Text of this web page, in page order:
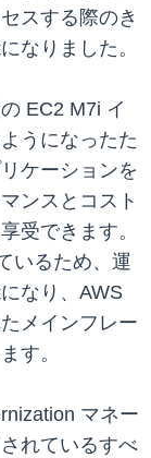
スする際のき
なりました。
EC2 M7i イ
うになったた
ケーションを
ンスとコスト
受できます。
いるため、運
なり、AWS
メインフレー
す。
マネー
れているすべ